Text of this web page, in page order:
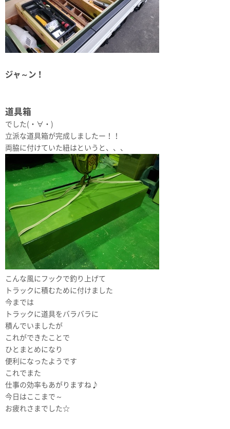
ジャ～ン！
道具箱
でした(・∀・)
立派な道具箱が完成しましたー！！
両脇に付けていた紐はというと、、、
こんな風にフックで釣り上げて
トラックに積むために付けました
今までは
トラックに道具をバラバラに
積んでいましたが
これができたことで
ひとまとめになり
便利になったようです
これでまた
仕事の効率もあがりますね♪
今日はここまで～
お疲れさまでした☆